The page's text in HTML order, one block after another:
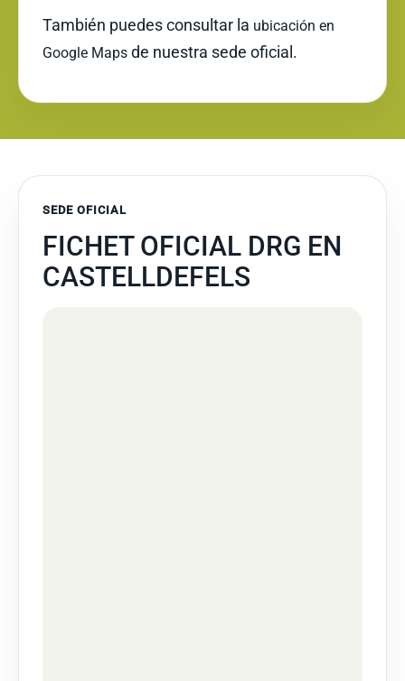
También puedes consultar la ubicación en
Google Maps de nuestra sede oficial.
SEDE OFICIAL
FICHET OFICIAL DRG EN
CASTELLDEFELS